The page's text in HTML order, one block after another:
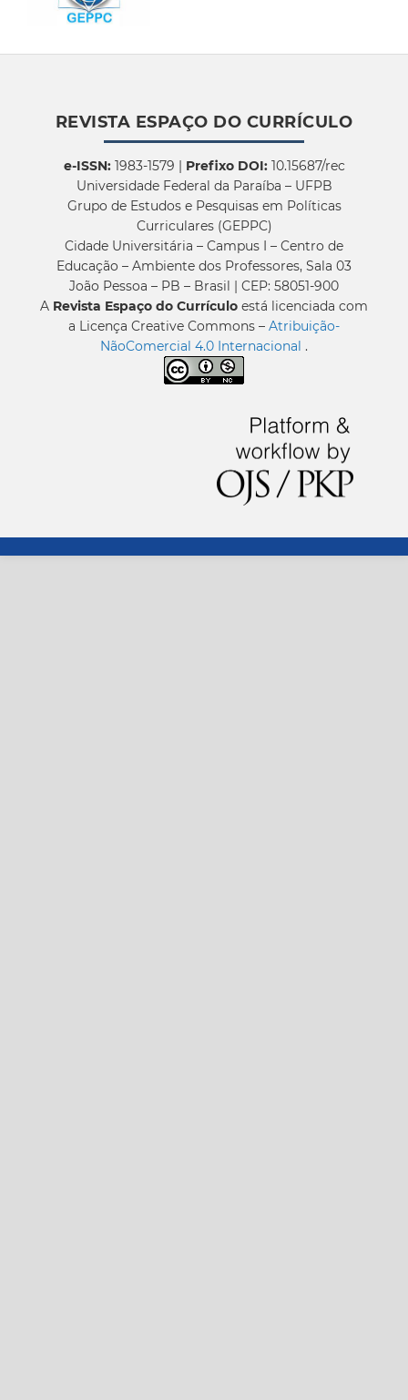
REVISTA ESPAÇO DO CURRÍCULO
e-ISSN:1983-1579 | Prefixo DOI:10.15687/rec
Universidade Federal da Paraíba – UFPB
Grupo de Estudos e Pesquisas em Políticas
Curriculares (GEPPC)
Cidade Universitária – Campus I – Centro de
Educação – Ambiente dos Professores, Sala 03
João Pessoa – PB – Brasil | CEP: 58051-900
A Revista Espaço do Currículo está licenciada com
a Licença Creative Commons – Atribuição-
NãoComercial 4.0 Internacional .